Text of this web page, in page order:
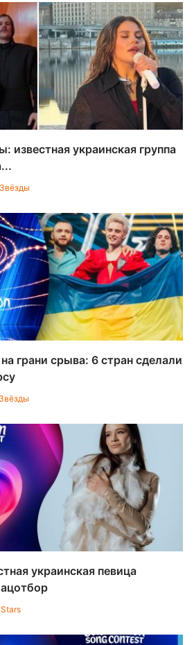
известная украинская группа
Звёзды
грани срыва: 6 стран сделали
Звёзды
украинская певица
Stars